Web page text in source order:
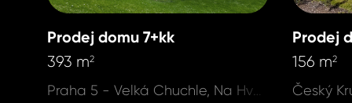
Prodej domu 7+kk
393 m2
Praha 5 - Velká Chuchle, Na Hvězdárně
Prodej
156 m2